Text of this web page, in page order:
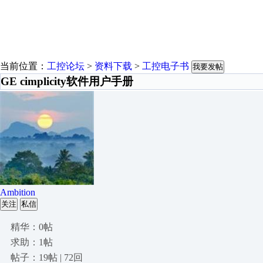
当前位置： 工控论坛 > 资料下载 > 工控电子书 我要发帖
GE cimplicity软件用户手册
Ambition
关注 私信
精华：0帖
求助：1帖
帖子：19帖 | 72回